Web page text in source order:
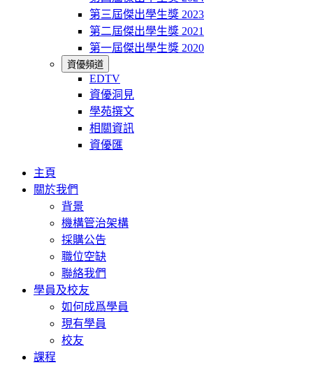
第三屆傑出學生獎 2023
第二屆傑出學生獎 2021
第一屆傑出學生獎 2020
資優頻道
EDTV
資優洞見
學苑撰文
相關資訊
資優匯
主頁
關於我們
背景
機構管治架構
採購公告
職位空缺
聯絡我們
學員及校友
如何成爲學員
現有學員
校友
課程